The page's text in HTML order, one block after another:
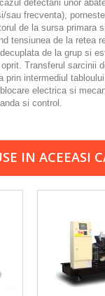
detectarii unor
sau frecventa),
de la sursa primara
tensiunea de la retea
de la grup si
Transferul sarcinii
prin intermediul
electrica si
si control.
IN ACEEASI